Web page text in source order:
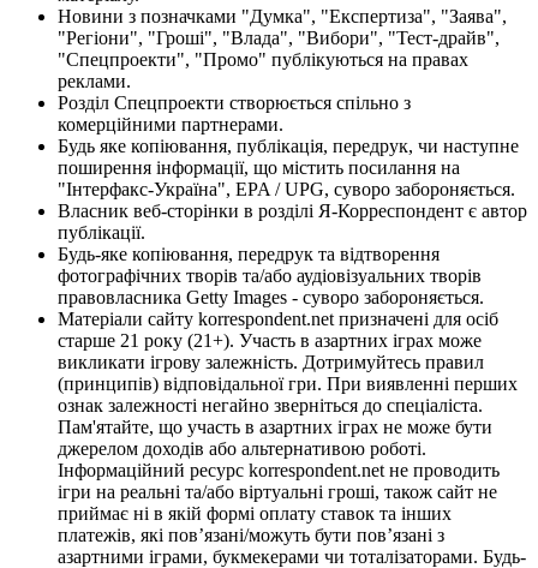
Новини з позначками "Думка", "Експертиза", "Заява",
"Регіони", "Гроші", "Влада", "Вибори", "Тест-драйв",
"Спецпроекти", "Промо" публікуються на правах
реклами.
Розділ Спецпроекти створюється спільно з
комерційними партнерами.
Будь яке копіювання, публікація, передрук, чи наступне
поширення інформації, що містить посилання на
"Інтерфакс-Україна", EPA / UPG, суворо забороняється.
Власник веб-сторінки в розділі Я-Корреспондент є автор
публікації.
Будь-яке копіювання, передрук та відтворення
фотографічних творів та/або аудіовізуальних творів
правовласника Getty Images - суворо забороняється.
Матеріали сайту korrespondent.net призначені для осіб
старше 21 року (21+). Участь в азартних іграх може
викликати ігрову залежність. Дотримуйтесь правил
(принципів) відповідальної гри. При виявленні перших
ознак залежності негайно зверніться до спеціаліста.
Пам'ятайте, що участь в азартних іграх не може бути
джерелом доходів або альтернативою роботі.
Інформаційний ресурс korrespondent.net не проводить
ігри на реальні та/або віртуальні гроші, також сайт не
приймає ні в якій формі оплату ставок та інших
платежів, які пов’язані/можуть бути пов’язані з
азартними іграми, букмекерами чи тоталізаторами. Будь-